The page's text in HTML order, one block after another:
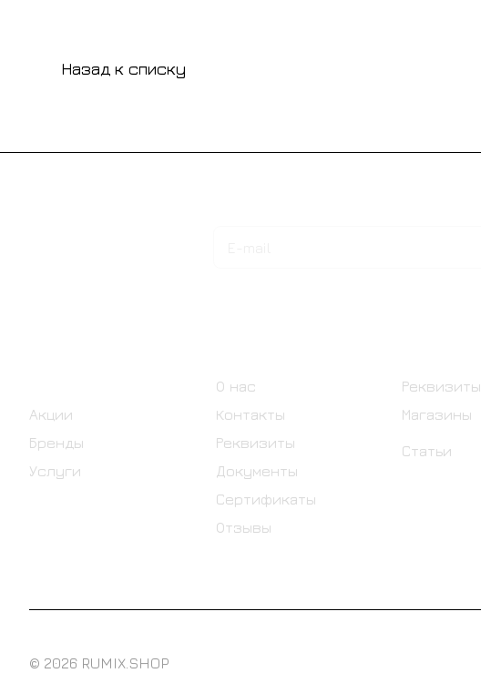
Назад к списку
Акции
Бренды
Услуги
О нас
Контакты
Реквизиты
Документы
Сертификаты
Отзывы
Реквизиты
Магазины
Статьи
© 2026 RUMIX.SHOP